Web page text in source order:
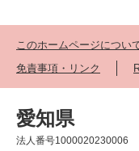
このホームページについ
免責事項・リンク
愛知県
法人番号1000020230006